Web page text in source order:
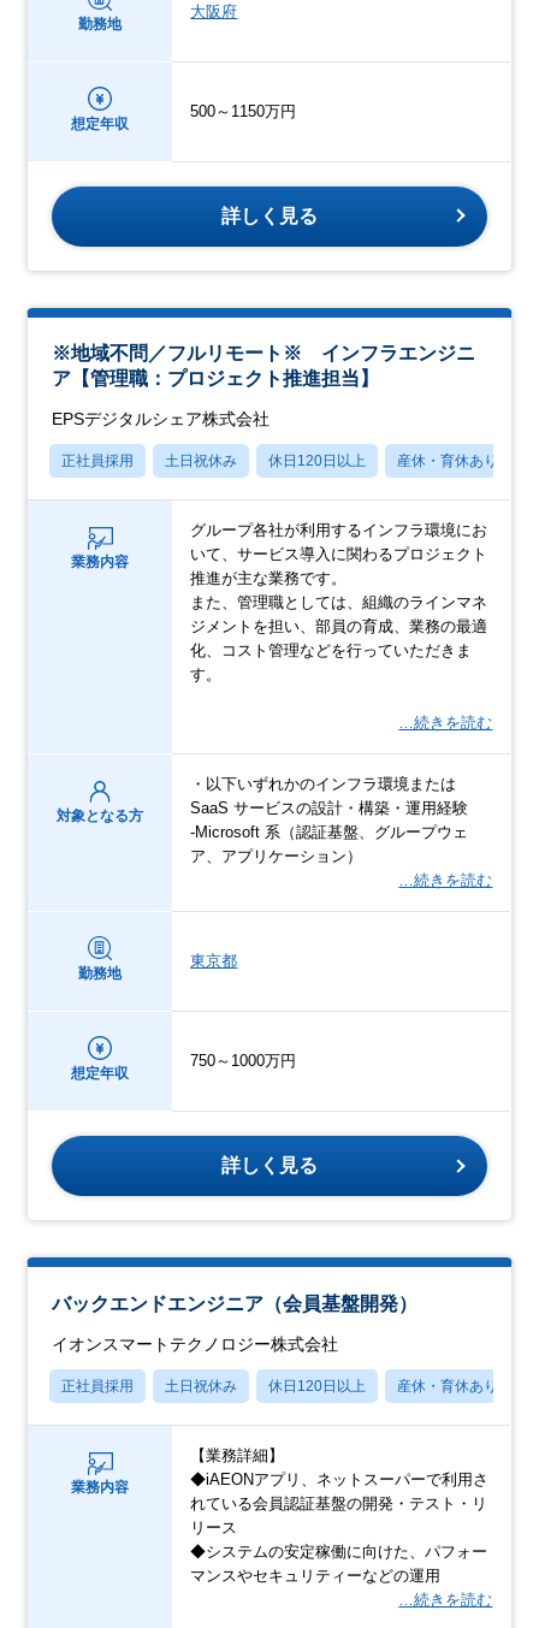
勤務地
大阪府
想定年収
500～1150万円
詳しく見る
※地域不問／フルリモート※ インフラエンジニ
ア【管理職：プロジェクト推進担当】
EPSデジタルシェア株式会社
正社員採用 土日祝休み 休日120日以上 産休・育休あり
業務内容
グループ各社が利用するインフラ環境にお
いて、サービス導入に関わるプロジェクト
推進が主な業務です。
また、管理職としては、組織のラインマネ
ジメントを担い、部員の育成、業務の最適
化、コスト管理などを行っていただきま
す。
…続きを読む
対象となる方
・以下いずれかのインフラ環境または
SaaS サービスの設計・構築・運用経験
‐Microsoft 系（認証基盤、グループウェ
ア、アプリケーション）
…続きを読む
勤務地
東京都
想定年収
750～1000万円
詳しく見る
バックエンドエンジニア（会員基盤開発）
イオンスマートテクノロジー株式会社
正社員採用 土日祝休み 休日120日以上 産休・育休あり
業務内容
【業務詳細】
◆iAEONアプリ、ネットスーパーで利用さ
れている会員認証基盤の開発・テスト・リ
リース
◆システムの安定稼働に向けた、パフォー
マンスやセキュリティーなどの運用
…続きを読む